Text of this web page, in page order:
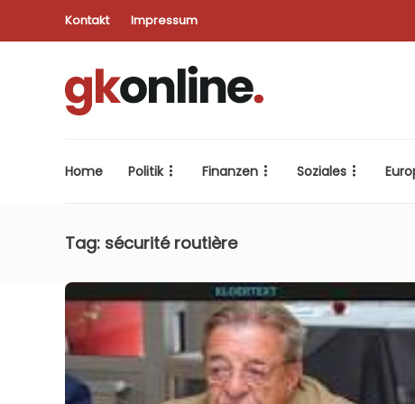
Kontakt Impressum
Home Politik Finanzen Soziales
Tag: sécurité routière